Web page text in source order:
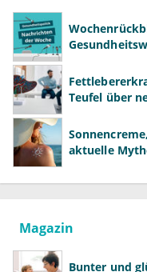
Teufel über
aktuelle
Magazin
Bunter und